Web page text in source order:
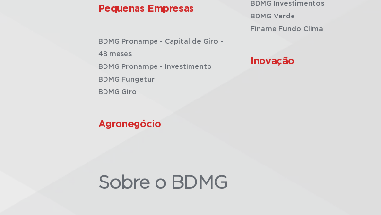
Pequenas Empresas
BDMG Pronampe - Capital de Giro -
48 meses
BDMG Pronampe - Investimento
BDMG Fungetur
BDMG Giro
Agronegócio
BDMG Investimentos
BDMG Verde
Finame Fundo Clima
Inovação
Sobre o BDMG